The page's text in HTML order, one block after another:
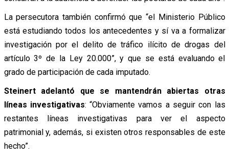
La persecutora también confirmó que “el Ministerio Público
está estudiando todos los antecedentes y sí va a formalizar
investigación por el delito de tráfico ilícito de drogas del
artículo 3º de la Ley 20.000”, y que se está evaluando el
grado de participación de cada imputado.
Steinert adelantó que se mantendrán abiertas otras
líneas investigativas: “Obviamente vamos a seguir con las
restantes líneas investigativas para ver el aspecto
patrimonial y, además, si existen otros responsables de este
hecho”.